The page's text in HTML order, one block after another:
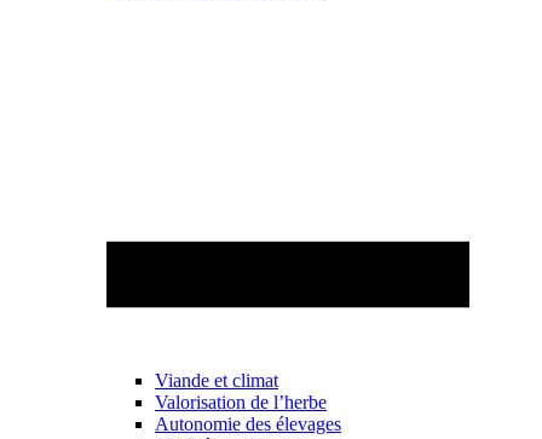
Viande et climat
Valorisation de l’herbe
Autonomie des élevages